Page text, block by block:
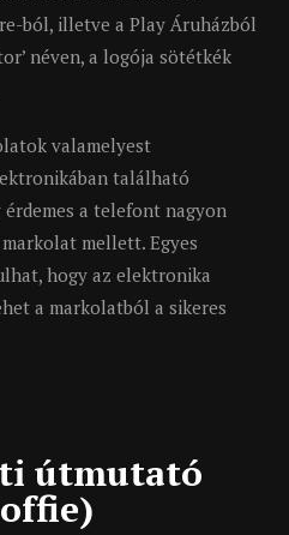
ból, illetve a Play Áruházból
néven, a logója sötétkék
valamelyest
található
a telefont nagyon
mellett. Egyes
hogy az elektronika
a markolatból a sikeres
útmutató